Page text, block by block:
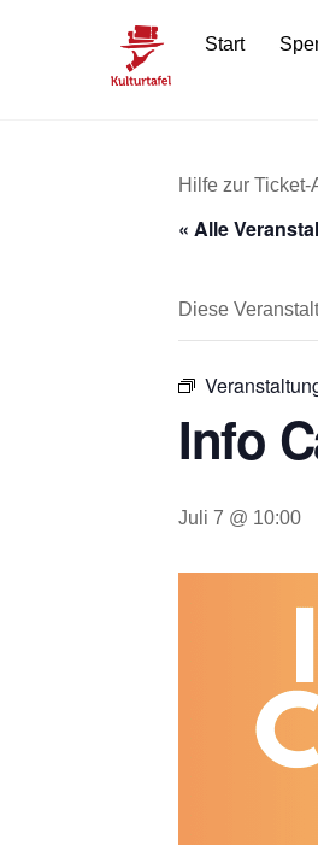
Start
Hilfe zur
« Alle
Diese
Info
Juli 7 @ 10:00